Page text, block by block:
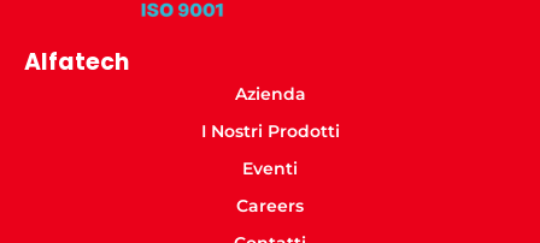
Alfatech
Azienda
I Nostri Prodotti
Eventi
Careers